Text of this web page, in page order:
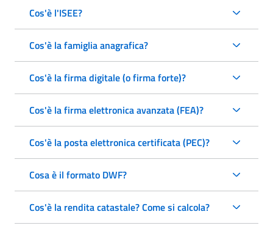
Cos'è l'ISEE?
Cos'è la famiglia anagrafica?
Cos'è la firma digitale (o firma forte)?
Cos'è la firma elettronica avanzata (FEA)?
Cos'è la posta elettronica certificata (PEC)?
Cosa è il formato DWF?
Cos'è la rendita catastale? Come si calcola?